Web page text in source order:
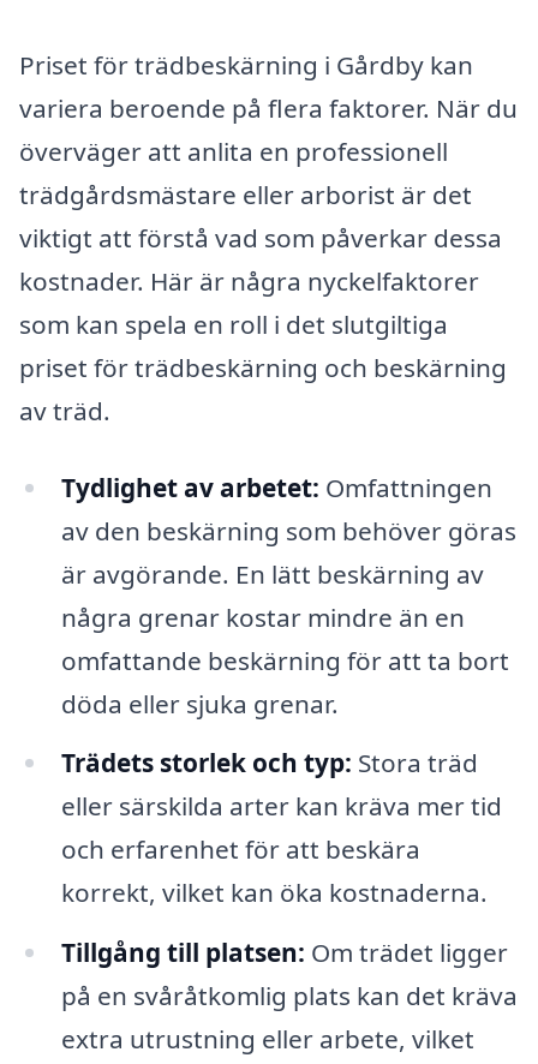
Priset för trädbeskärning i Gårdby kan
variera beroende på flera faktorer. När du
överväger att anlita en professionell
trädgårdsmästare eller arborist är det
viktigt att förstå vad som påverkar dessa
kostnader. Här är några nyckelfaktorer
som kan spela en roll i det slutgiltiga
priset för trädbeskärning och beskärning
av träd.
Tydlighet av arbetet: Omfattningen
av den beskärning som behöver göras
är avgörande. En lätt beskärning av
några grenar kostar mindre än en
omfattande beskärning för att ta bort
döda eller sjuka grenar.
Trädets storlek och typ: Stora träd
eller särskilda arter kan kräva mer tid
och erfarenhet för att beskära
korrekt, vilket kan öka kostnaderna.
Tillgång till platsen: Om trädet ligger
på en svåråtkomlig plats kan det kräva
extra utrustning eller arbete, vilket